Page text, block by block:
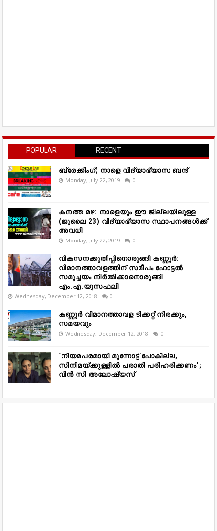
POPULAR RECENT
ബ്രേക്കിംഗ്; നാളെ വിദ്യാഭ്യാസ ബന്ദ്
Monday, July 22, 2019 0
കനത്ത മഴ: നാളെയും ഈ ജില്ലയിലുള്ള
(ജൂലൈ 23) വിദ്യാഭ്യാസ സ്ഥാപനങ്ങൾക്ക്
അവധി
Monday, July 22, 2019 0
വികസനക്കുതിപ്പിനൊരുങ്ങി കണ്ണൂർ:
വിമാനത്താവളത്തിന് സമീപം ഹോട്ടൽ
സമുച്ചയം നിർമ്മിക്കാനൊരുങ്ങി
എം.എ.യൂസഫലി
Wednesday, December 12, 2018 0
കണ്ണൂർ വിമാനത്താവള ടിക്കറ്റ് നിരക്കും,
സമയവും
Wednesday, December 12, 2018 0
‘നിയമപരമായി മുന്നോട്ട് പോകില്ല,
സിനിമയ്ക്കുള്ളിൽ പരാതി പരിഹരിക്കണം’;
വിൻ സി അലോഷ്യസ്